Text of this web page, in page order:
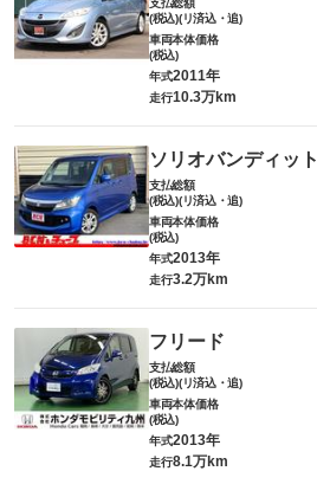
(税込)(リ済込・追)
車両本体価格
(税込)
年式2011年
走行10.3万km
ソリオバンディット
支払総額
(税込)(リ済込・追)
車両本体価格
(税込)
年式2013年
走行3.2万km
フリード
支払総額
(税込)(リ済込・追)
車両本体価格
(税込)
年式2013年
走行8.1万km